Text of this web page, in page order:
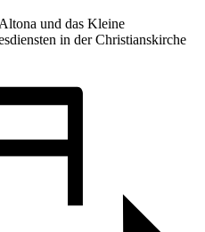
und das Kleine
in der Christianskirche